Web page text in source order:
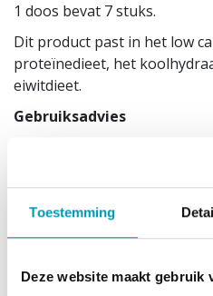
Toestemming
Deze website maakt gebruik
1 doos bevat 7 stuks.
Dit product past in het low
proteïnedieet, het
eiwitdieet.
Gebruiksadvies
Droog en koel bewaren
bereik jonge kinderen.
voeding en een gezonde
Bevat polyolen, overmatig
Plaats van herkomst: EU.